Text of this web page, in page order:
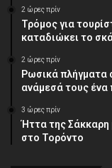
2 ώρες πρίν
Τρόμος για
καταδιώκει το
2 ώρες πρίν
Ρωσικά πλήγματα
ανάμεσά τους ένα
3 ώρες πρίν
Ήττα της Σάκκαρη
στο Τορόντο